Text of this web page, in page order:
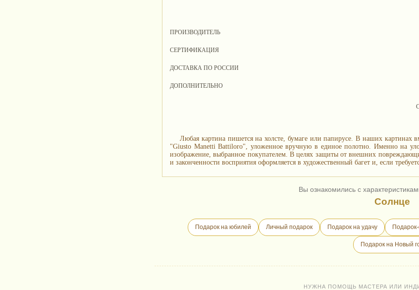
ПРОИЗВОДИТЕЛЬ
СЕРТИФИКАЦИЯ
ДОСТАВКА ПО РОССИИ
ДОПОЛНИТЕЛЬНО
Любая картина пишется на холсте, бумаге или папирусе. В наших картинах
"Giusto Manetti Battiloro", уложенное вручную в единое полотно. Именно на
изображение, выбранное покупателем. В целях защиты от внешних
и законченности восприятия оформляется в художественный багет и, если
Вы ознакомились с
Солнце
Подарок на юбилей Личный подарок Подарок на удачу
Подарок на Новый
НУЖНА ПОМОЩЬ МАСТЕРА ИЛИ